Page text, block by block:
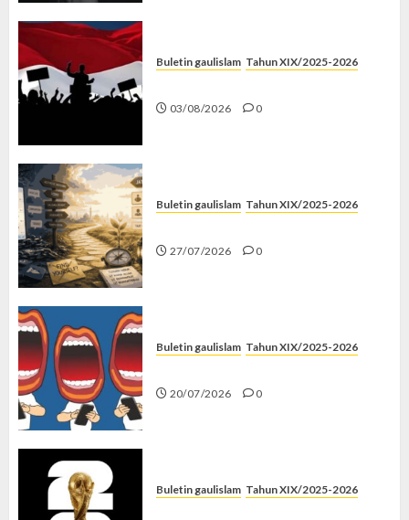
Buletin gaulislam Tahun XIX/2025-2026
03/08/2026 0
Buletin gaulislam Tahun XIX/2025-2026
27/07/2026 0
Buletin gaulislam Tahun XIX/2025-2026
20/07/2026 0
Buletin gaulislam Tahun XIX/2025-2026